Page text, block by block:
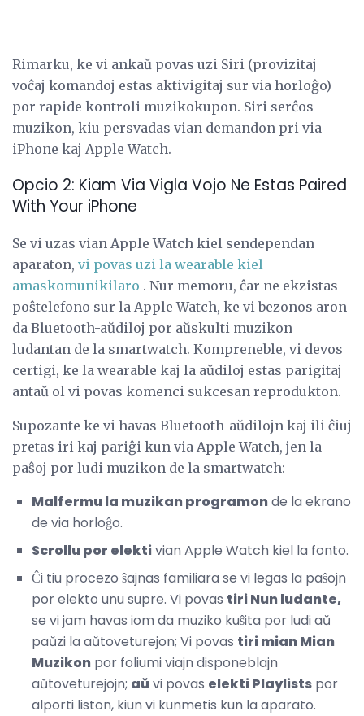
Rimarku, ke vi ankaŭ povas uzi Siri (provizitaj
voĉaj komandoj estas aktivigitaj sur via horloĝo)
por rapide kontroli muzikokupon. Siri serĉos
muzikon, kiu persvadas vian demandon pri via
iPhone kaj Apple Watch.
Opcio 2: Kiam Via Vigla Vojo Ne Estas Paired
With Your iPhone
Se vi uzas vian Apple Watch kiel sendependan
aparaton, vi povas uzi la wearable kiel
amaskomunikilaro . Nur memoru, ĉar ne ekzistas
poŝtelefono sur la Apple Watch, ke vi bezonos aron
da Bluetooth-aŭdiloj por aŭskulti muzikon
ludantan de la smartwatch. Kompreneble, vi devos
certigi, ke la wearable kaj la aŭdiloj estas parigitaj
antaŭ ol vi povas komenci sukcesan reprodukton.
Supozante ke vi havas Bluetooth-aŭdilojn kaj ili ĉiuj
pretas iri kaj pariĝi kun via Apple Watch, jen la
paŝoj por ludi muzikon de la smartwatch:
Malfermu la muzikan programonde la ekrano
de via horloĝo.
Scrollu por elektivian Apple Watch kiel la fonto.
Ĉi tiu procezo ŝajnas familiara se vi legas la paŝojn
por elekto unu supre. Vi povas tiri Nun ludante,
se vi jam havas iom da muziko kuŝita por ludi aŭ
paŭzi la aŭtoveturejon; Vi povas tiri mian Mian
Muzikon por foliumi viajn disponeblajn
aŭtoveturejojn; aŭ vi povas elekti Playlists por
alporti liston, kiun vi kunmetis kun la aparato.